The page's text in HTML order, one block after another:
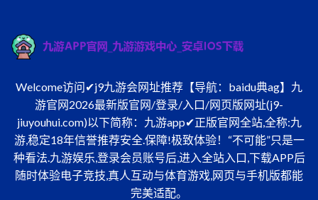
Welcome访问✔j9九游会网址推荐【导航：baidu典ag】九
游官网2026最新版官网/登录/入口/网页版网址(j9-
jiuyouhui.com)以下简称：九游app✔正版官网全站,全称:九
游,稳定18年信誉推荐安全.保障!极致体验！“不可能”只是一
种看法.九游娱乐,登录会员账号后,进入全站入口,下载APP后
随时体验电子竞技,真人互动与体育游戏,网页与手机版都能
完美适配。